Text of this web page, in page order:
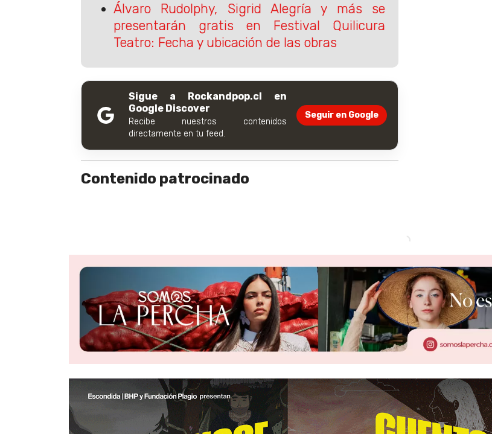
Álvaro Rudolphy, Sigrid Alegría y más se
presentarán gratis en Festival Quilicura
Teatro: Fecha y ubicación de las obras
Sigue a Rockandpop.cl en
Google Discover
Recibe nuestros contenidos
directamente en tu feed.
Seguir en Google
Contenido patrocinado